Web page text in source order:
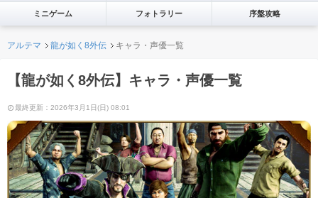
ミニゲーム フォトラリー 序盤攻略
アルテマ 龍が如く8外伝 キャラ・声優一覧
【龍が如く8外伝】キャラ・声優一覧
最終更新：2026年3月1日(日) 08:01